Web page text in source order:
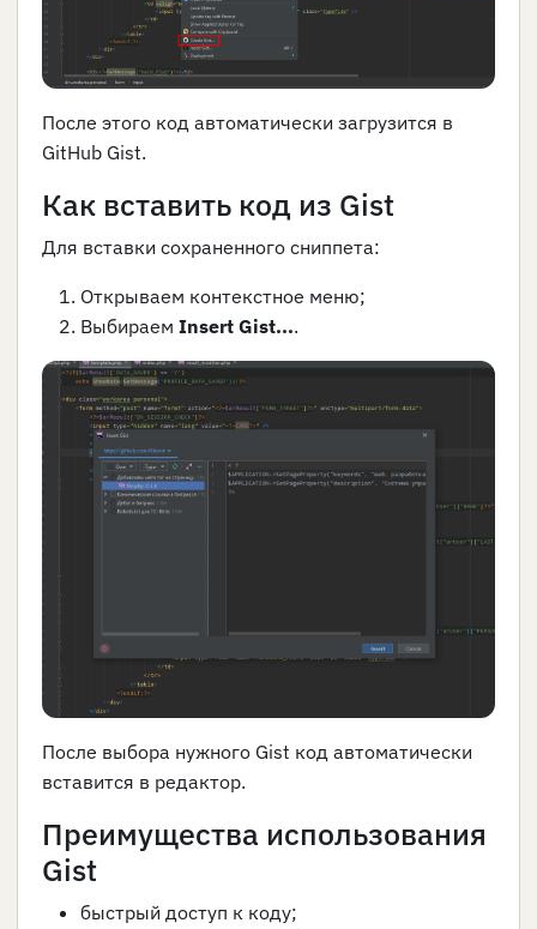
После этого код автоматически загрузится в
GitHub Gist.
Как вставить код из Gist
Для вставки сохраненного сниппета:
Открываем контекстное меню;
Выбираем Insert Gist....
После выбора нужного Gist код автоматически
вставится в редактор.
Преимущества использования
Gist
быстрый доступ к коду;